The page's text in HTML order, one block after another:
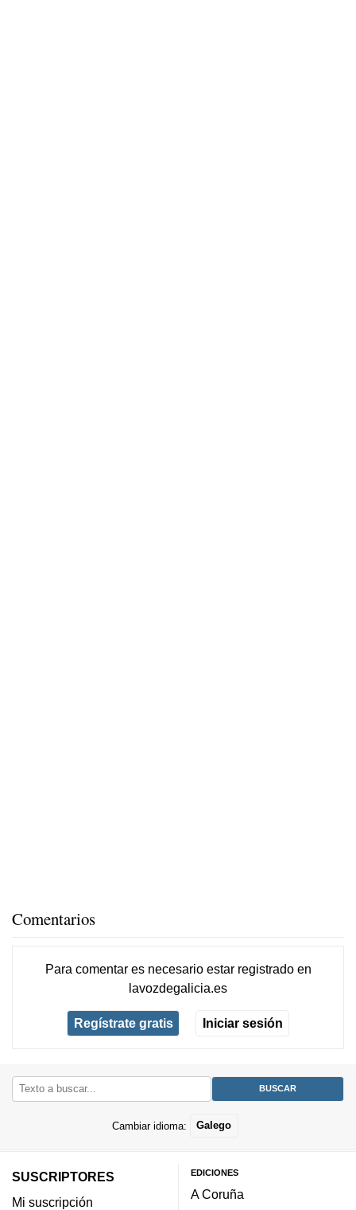
Comentarios
Para comentar es necesario estar registradoen
lavozdegalicia.es
Regístrate gratis Iniciar sesión
Cambiar idioma: Galego
SUSCRIPTORES
Mi suscripción
EDICIONES
A Coruña